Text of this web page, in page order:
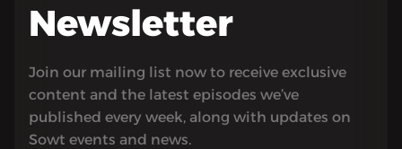
Newsletter
Join our mailing list now to receive exclusive
content and the latest episodes we’ve
published every week, along with updates on
Sowt events and news.